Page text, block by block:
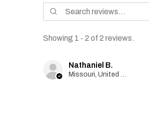
Showing 1 - 2 of 2 reviews.
Nathaniel B.